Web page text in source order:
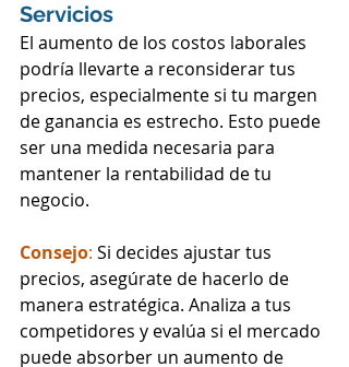
Servicios
El aumento de los costos laborales
podría llevarte a reconsiderar tus
precios, especialmente si tu margen
de ganancia es estrecho. Esto puede
ser una medida necesaria para
mantener la rentabilidad de tu
negocio.
Consejo: Si decides ajustar tus
precios, asegúrate de hacerlo de
manera estratégica. Analiza a tus
competidores y evalúa si el mercado
puede absorber un aumento de